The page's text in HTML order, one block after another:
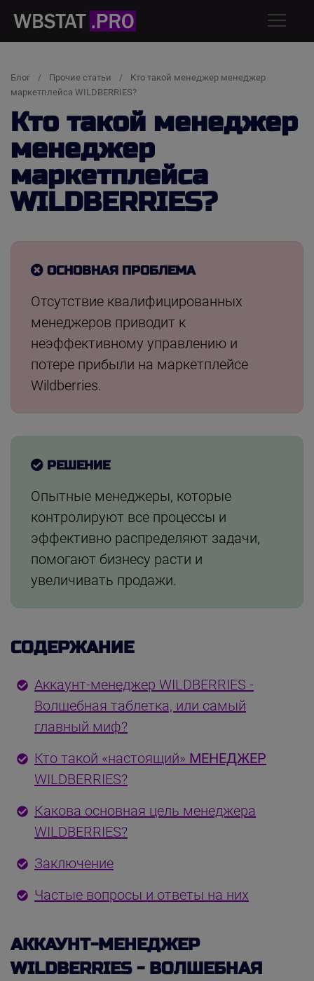
Блог Прочие статьи
Кто такой менеджер менеджер
маркетплейса WILDBERRIES?
Кто такой менеджер
менеджер
маркетплейса
WILDBERRIES?
ОСНОВНАЯ ПРОБЛЕМА
Отсутствие квалифицированных
менеджеров приводит к
неэффективному управлению и
потере прибыли на маркетплейсе
Wildberries.
РЕШЕНИЕ
Опытные менеджеры, которые
контролируют все процессы и
эффективно распределяют задачи,
помогают бизнесу расти и
увеличивать продажи.
СОДЕРЖАНИЕ
Аккаунт-менеджер WILDBERRIES -
Волшебная таблетка, или самый
главный миф?
Кто такой «настоящий» МЕНЕДЖЕР
WILDBERRIES?
Какова основная цель менеджера
WILDBERRIES?
Заключение
Частые вопросы и ответы на них
АККАУНТ-МЕНЕДЖЕР
WILDBERRIES - ВОЛШЕБНАЯ